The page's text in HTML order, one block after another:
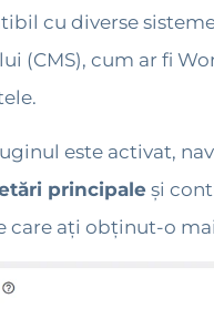
cu diverse
(CMS), cum ar fi
este activat,
principale și
care ați obținut-o